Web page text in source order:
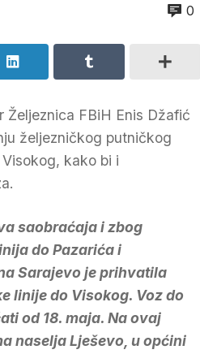
0
Željeznica FBiH Enis Džafić
željezničkog putničkog
kako bi i
saobraćaja i zbog
do Pazarića i
Sarajevo je prihvatila
linije do Visokog. Voz do
od 18. maja. Na ovaj
naselja Lješevo, u općini